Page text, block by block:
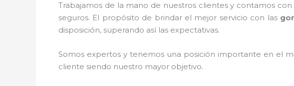
Trabajamos de la mano de nuestros clientes y contamos
seguros. El propósito de brindar el mejor servicio con las
disposición, superando así las expectativas.
Somos expertos y tenemos una posición importante en el
cliente siendo nuestro mayor objetivo.